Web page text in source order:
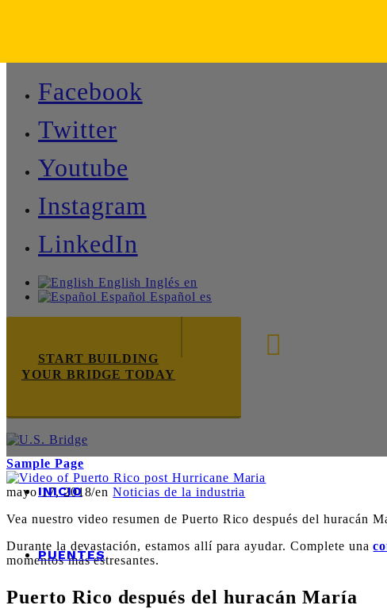
Facebook
Twitter
Youtube
Instagram
LinkedIn
English Inglés en
Español Español es
START BUILDING
YOUR BRIDGE TODAY
INICIO
PUENTES
Sample Page
mayo 17, 2018/enNoticias de la industria
Vea nuestro video resumen de Puerto Rico después del huracán
Durante la devastación, estamos allí para ayudar. Complete una
momentos más estresantes.
Puerto Rico después del huracán María